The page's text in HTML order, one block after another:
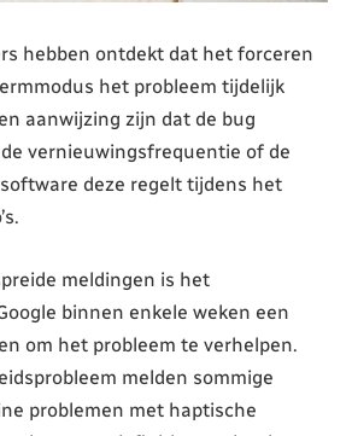
hebben ontdekt dat het forceren
het probleem tijdelijk
aanwijzing zijn dat de bug
vernieuwingsfrequentie of de
deze regelt tijdens het
meldingen is het
binnen enkele weken een
om het probleem te verhelpen.
melden sommige
problemen met haptische